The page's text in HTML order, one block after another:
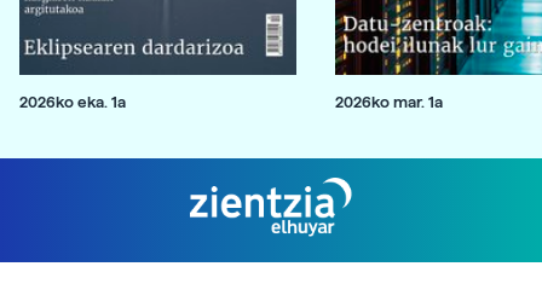
2026ko eka. 1a 2026ko mar. 1a